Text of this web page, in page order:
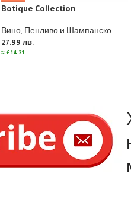
Botique Collection
Вино,Пенливо и Шампанско
27.99 лв.
≈€14.31